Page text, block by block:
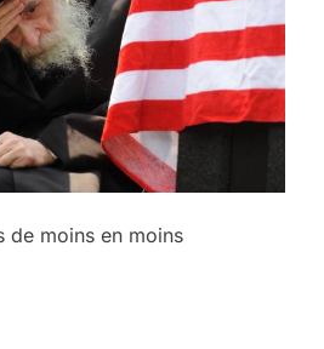
de moins en moins